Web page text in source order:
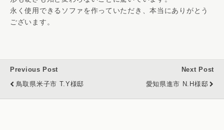
永く使用できるソファを作っていただき、本当にありがとう
ございます。
Previous Post
鳥取県米子市 T.Y様邸
Next Post
愛知県進市 N.H様邸